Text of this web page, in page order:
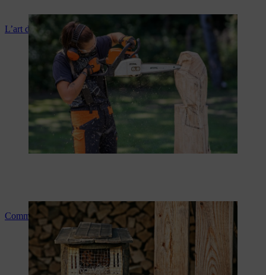
L’art de la sculpture du bois à la tronçonneuse
Comment fabriquer un hôtel à insectes